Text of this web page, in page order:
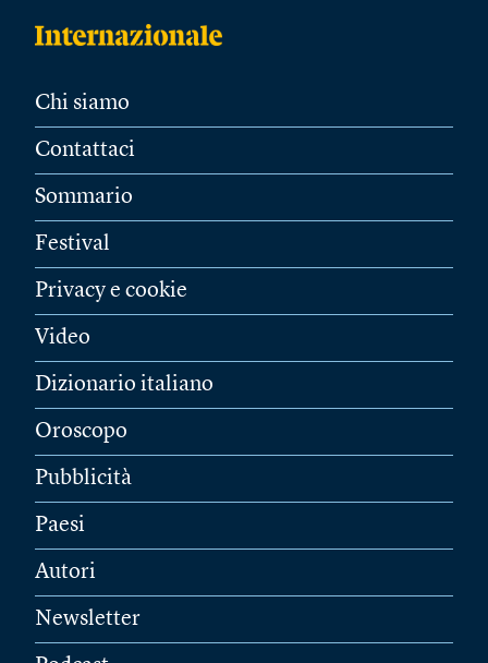
Chi siamo
Contattaci
Sommario
Festival
Privacy e cookie
Video
Dizionario italiano
Oroscopo
Pubblicità
Paesi
Autori
Newsletter